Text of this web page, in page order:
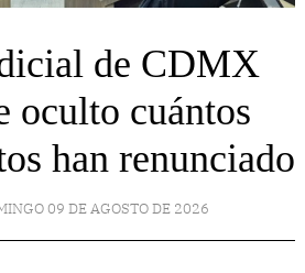
de CDMX
oculto cuántos
han renunciado
09 DE AGOSTO DE 2026